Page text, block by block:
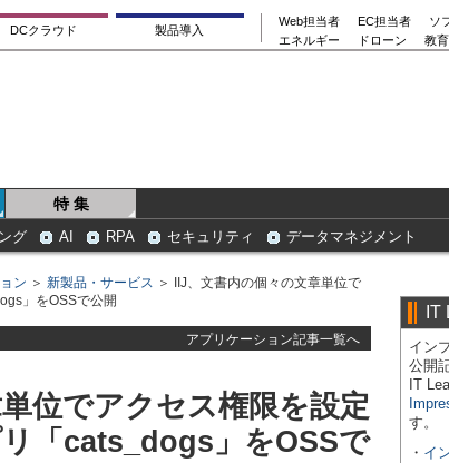
DCクラウド 製品導入
Web担当者 EC担当者
ソ
エネルギー
ドローン 教
特 集
グ AI RPA セキュリティ データマネジメント
ン ＞ 新製品・サービス ＞ IIJ、文書内の個々の文章単位で
」をOSSで公開
アプリケーション記事一覧へ
位でアクセス権限を設定
「cats_dogs」をOSSで
IT
イン
公開
IT
す。
・ イ